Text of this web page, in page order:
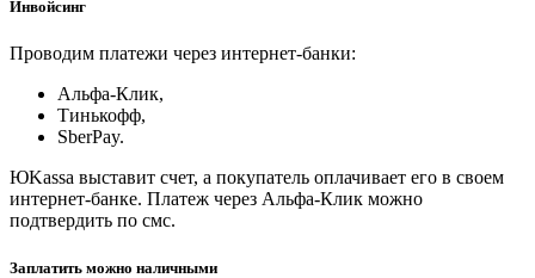
Инвойсинг
Проводим платежи через интернет-банки:
Альфа-Клик,
Тинькофф,
SberPay.
ЮKassa выставит счет, а покупатель оплачивает его в своем
интернет-банке. Платеж через Альфа-Клик можно
подтвердить по смс.
Заплатить можно наличными